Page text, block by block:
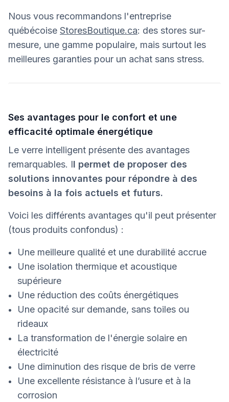
Nous vous recommandons l'entreprise
québécoise StoresBoutique.ca: des stores sur-
mesure, une gamme populaire, mais surtout les
meilleures garanties pour un achat sans stress.
Ses avantages pour le confort et une
efficacité optimale énergétique
Le verre intelligent présente des avantages
remarquables. Il permet de proposer des
solutions innovantes pour répondre à des
besoins à la fois actuels et futurs.
Voici les différents avantages qu'il peut présenter
(tous produits confondus) :
Une meilleure qualité et une durabilité accrue
Une isolation thermique et acoustique
supérieure
Une réduction des coûts énergétiques
Une opacité sur demande, sans toiles ou
rideaux
La transformation de l'énergie solaire en
électricité
Une diminution des risque de bris de verre
Une excellente résistance à l’usure et à la
corrosion